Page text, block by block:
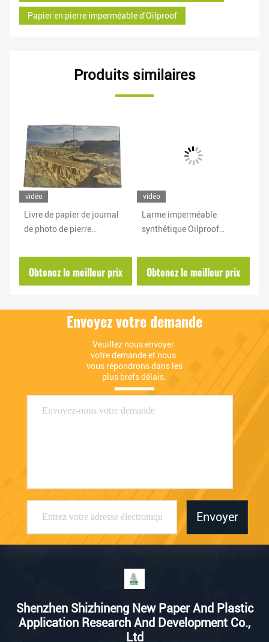
Papier en pierre imperméable d'Oilproof
Produits similaires
vidéo
Livre de papier de journal
de photo de pierre
pli sans puce
Obtenez le meilleur prix
vidéo
Larme imperméable
synthétique Oilproof
pierre de carnet
Obtenez le meilleur prix
Envoyez votre demande
Veuillez nous envoyer
votre demande et nous
vous répondrons dans les
plus brefs délais.
Envoyer
Shenzhen Shizhineng New Paper And Plastic
Application Research And Development Co.,
Ltd